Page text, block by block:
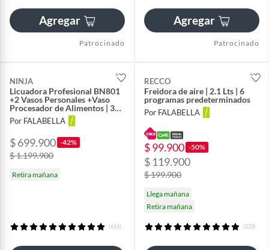
Agregar
Patrocinado
Agregar
Patrocinado
NINJA
Licuadora Profesional BN801
+2 Vasos Personales +Vaso
Procesador de Alimentos | 3
Velocidades | 5 Programas
Predeterminados Auto IQ para
Extracciones de Frutas,
Mezcla de Masas y Picatodo
|Potencia máxima 1400 W
Por FALABELLA
$ 699.900 -42%
$ 1.199.900
Retira mañana
(616)
RECCO
Freidora de aire | 2.1 Lts | 6
programas predeterminados
Por FALABELLA
$ 99.900 -50%
$ 119.900
$ 199.900
Llega mañana
Retira mañana
(233)